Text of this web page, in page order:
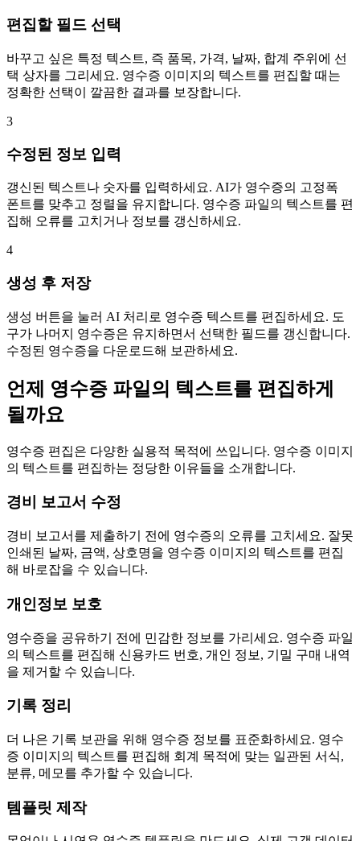
편집할 필드 선택
바꾸고 싶은 특정 텍스트, 즉 품목, 가격, 날짜, 합계 주위에 선
택 상자를 그리세요. 영수증 이미지의 텍스트를 편집할 때는
정확한 선택이 깔끔한 결과를 보장합니다.
3
수정된 정보 입력
갱신된 텍스트나 숫자를 입력하세요. AI가 영수증의 고정폭
폰트를 맞추고 정렬을 유지합니다. 영수증 파일의 텍스트를 편
집해 오류를 고치거나 정보를 갱신하세요.
4
생성 후 저장
생성 버튼을 눌러 AI 처리로 영수증 텍스트를 편집하세요. 도
구가 나머지 영수증은 유지하면서 선택한 필드를 갱신합니다.
수정된 영수증을 다운로드해 보관하세요.
언제 영수증 파일의 텍스트를 편집하게
될까요
영수증 편집은 다양한 실용적 목적에 쓰입니다. 영수증 이미지
의 텍스트를 편집하는 정당한 이유들을 소개합니다.
경비 보고서 수정
경비 보고서를 제출하기 전에 영수증의 오류를 고치세요. 잘못
인쇄된 날짜, 금액, 상호명을 영수증 이미지의 텍스트를 편집
해 바로잡을 수 있습니다.
개인정보 보호
영수증을 공유하기 전에 민감한 정보를 가리세요. 영수증 파일
의 텍스트를 편집해 신용카드 번호, 개인 정보, 기밀 구매 내역
을 제거할 수 있습니다.
기록 정리
더 나은 기록 보관을 위해 영수증 정보를 표준화하세요. 영수
증 이미지의 텍스트를 편집해 회계 목적에 맞는 일관된 서식,
분류, 메모를 추가할 수 있습니다.
템플릿 제작